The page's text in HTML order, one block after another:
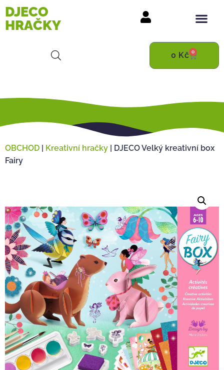
DJECO
HRAČKY
0 Kč 0
OBCHOD | Kreativní hračky | DJECO Velký kreativní box
Fairy